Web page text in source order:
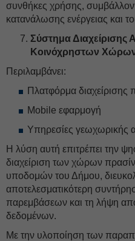
συνθήκες χρήσης,
κατανάλωσης ενέργειας και
Σύστημα Διαχείρισης
Κοινόχρηστων
Περιλαμβάνει:
Πλατφόρμα διαχείρισης
Mobile εφαρμογή
Υπηρεσίες γεωχωρικής
Η λύση αυτή επιτρέπει την
διαχείριση των χώρων
υποδομών του Δήμου,
αποτελεσματικότερη
παρεμβάσεων και τη λήψη
δεδομένων.
Με την υλοποίηση των